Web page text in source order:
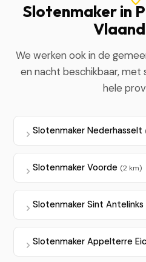
Slotenmaker in
We werken ook in de
en nacht beschikbaar, met
hele
Slotenmaker Nederhasselt
Slotenmaker Voorde (2 km)
Slotenmaker Sint Antelinks
Slotenmaker Appelterre